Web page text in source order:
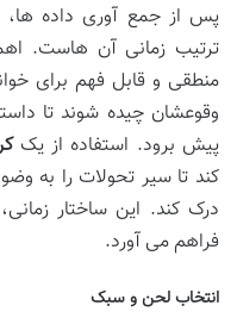
پس از جمع آوری داده ها،
ترتیب زمانی آن هاست.
منطقی و قابل فهم برای
وقوعشان چیده شوند تا
پیش برود. استفاده از یک
کند تا سیر تحولات را به
درک کند. این ساختار
فراهم می آورد.
انتخاب لحن و سبک